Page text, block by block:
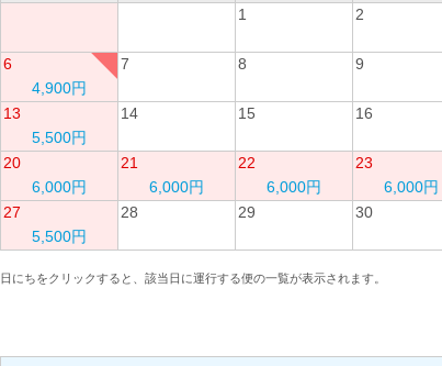
1
2
6
4,900円
7 8 9
13
5,500円
14 15 16
20
6,000円
21
6,000円
22
6,000円
23
6,000円
27
5,500円
28 29 30
日にちをクリックすると、該当日に運行する便の一覧が表示されます。